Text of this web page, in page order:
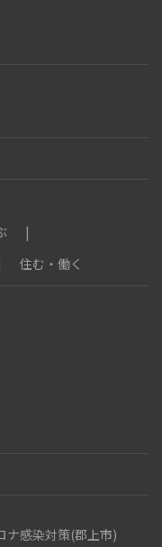
住む・働く
ナ感染対策(郡上市)